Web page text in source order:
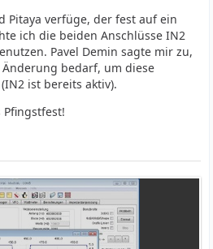
Pitaya verfüge, der fest auf ein
ich die beiden Anschlüsse IN2
Pavel Demin sagte mir zu,
bedarf, um diese
ist bereits aktiv).